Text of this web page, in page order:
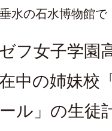
水の石水博物館で
フ女子学園
中の姉妹校
ル」の生徒